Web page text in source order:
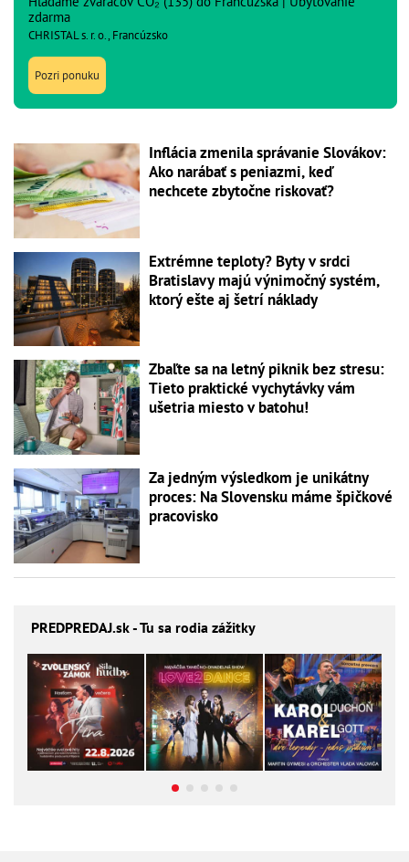
zdarma
CHRISTAL s. r. o., Francúzsko
Pozri ponuku
Inflácia zmenila správanie Slovákov:
Ako narábať s peniazmi, keď
nechcete zbytočne riskovať?
Extrémne teploty? Byty v srdci
Bratislavy majú výnimočný systém,
ktorý ešte aj šetrí náklady
Zbaľte sa na letný piknik bez stresu:
Tieto praktické vychytávky vám
ušetria miesto v batohu!
Za jedným výsledkom je unikátny
proces: Na Slovensku máme špičkové
pracovisko
PREDPREDAJ.sk - Tu sa rodia zážitky